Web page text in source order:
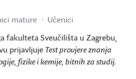
mature
Učenici
fakulteta Sveučilišta u Zagrebu,
prijavljujeTest provjere znanja
fizike i kemije, bitnih za studij.